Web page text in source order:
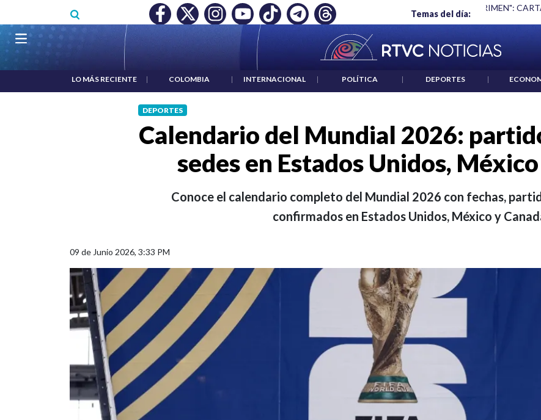
Temas del día:
RECONOCIMIENTO A RTVC SALARIO MÍNIMO NO DESTRUYÓ EMPLEO: JP MORGAN "HABLAR NO ES UN CRIMEN":
Navegación principal
LO MÁS RECIENTE | COLOMBIA | INTERNACIONAL | POLÍTICA | DEPORTES |
DEPORTES
Calendario del Mundial 2026:
sedes en Estados Unidos,
Conoce el calendario completo del Mundial 2026 con fechas,
confirmados en Estados Unidos, México y
09 de Junio 2026, 3:33 PM